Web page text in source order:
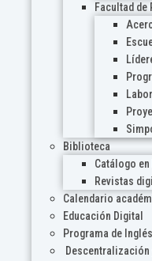
Facultad de
Biblioteca
Catálogo
Revistas
Calendario
Educación Digital
Programa de Inglés